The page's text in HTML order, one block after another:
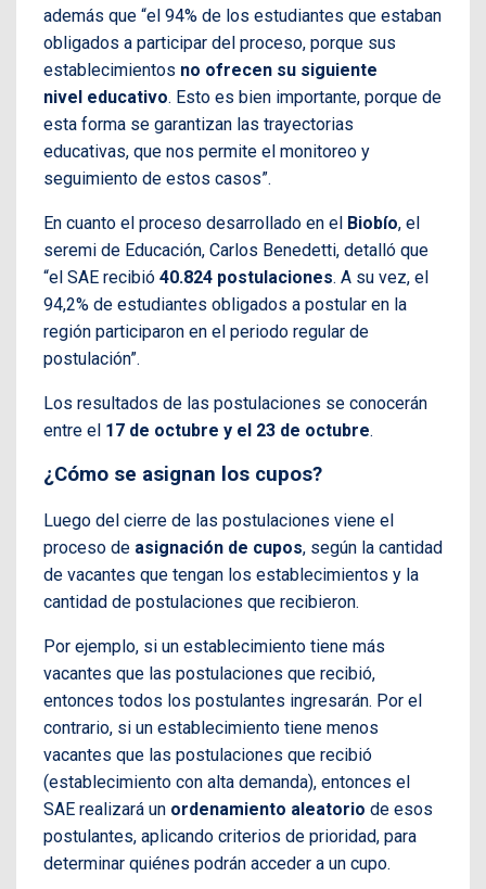
además que “el 94% de los estudiantes que estaban
obligados a participar del proceso, porque sus
establecimientos no ofrecen su siguiente
nivel educativo. Esto es bien importante, porque de
esta forma se garantizan las trayectorias
educativas, que nos permite el monitoreo y
seguimiento de estos casos”.
En cuanto el proceso desarrollado en el Biobío, el
seremi de Educación, Carlos Benedetti, detalló que
“el SAE recibió 40.824 postulaciones. A su vez, el
94,2% de estudiantes obligados a postular en la
región participaron en el periodo regular de
postulación”.
Los resultados de las postulaciones se conocerán
entre el 17 de octubre y el 23 de octubre.
¿Cómo se asignan los cupos?
Luego del cierre de las postulaciones viene el
proceso de asignación de cupos, según la cantidad
de vacantes que tengan los establecimientos y la
cantidad de postulaciones que recibieron.
Por ejemplo, si un establecimiento tiene más
vacantes que las postulaciones que recibió,
entonces todos los postulantes ingresarán. Por el
contrario, si un establecimiento tiene menos
vacantes que las postulaciones que recibió
(establecimiento con alta demanda), entonces el
SAE realizará un ordenamiento aleatorio de esos
postulantes, aplicando criterios de prioridad, para
determinar quiénes podrán acceder a un cupo.